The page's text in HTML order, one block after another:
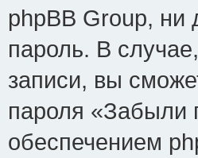
phpBB Group, ни
пароль. В
записи, вы
пароля «Забыли
обеспечением